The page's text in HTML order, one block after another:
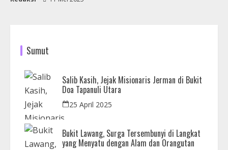
Sumut
Salib Kasih, Jejak Misionaris Jerman di Bukit
Doa Tapanuli Utara
25 April 2025
Bukit Lawang, Surga Tersembunyi di Langkat
yang Menyatu dengan Alam dan Orangutan